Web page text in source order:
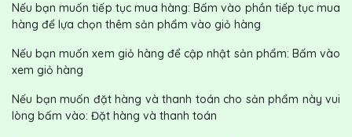
Nếu bạn muốn tiếp tục mua hàng: Bấm vào phần tiếp tục mua
hàng để lựa chọn thêm sản phẩm vào giỏ hàng
Nếu bạn muốn xem giỏ hàng để cập nhật sản phẩm: Bấm vào
xem giỏ hàng
Nếu bạn muốn đặt hàng và thanh toán cho sản phẩm này vui
lòng bấm vào: Đặt hàng và thanh toán